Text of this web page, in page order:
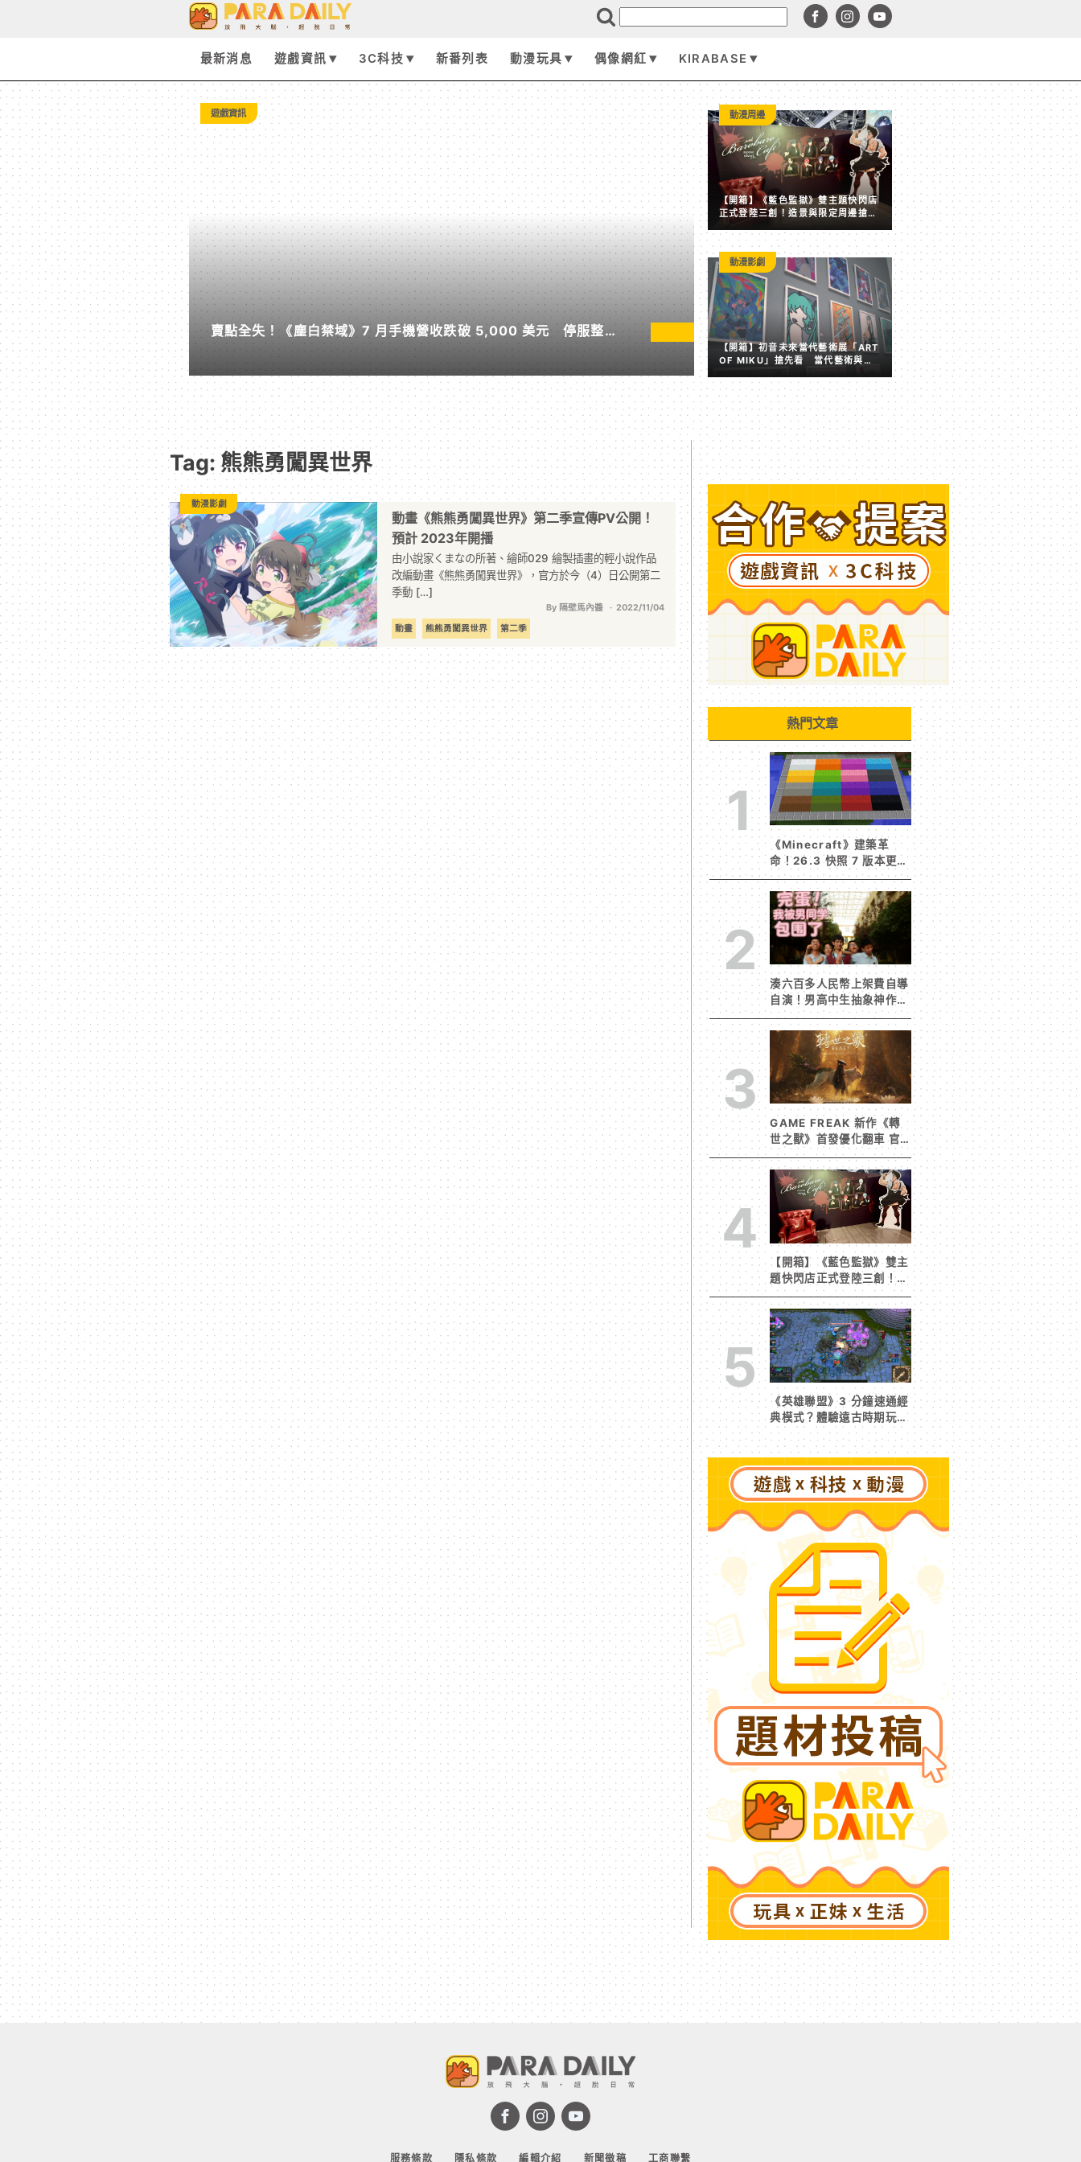
熊
勇
闖
異
世
界
-
Paradaily
-
遊
戲
｜
動
漫
二
次
元
｜
3C
科
技
全
方
位
資
訊
平
台
最新消息 遊戲資訊 3C科技 新番列表 動漫玩具 偶像網紅 KIRABASE
遊戲資訊
賣點全失！《塵白禁域》7 月手機營收跌破 5,000 美元 停服整改
後玩家大量流失
遊戲資訊
賑災不落人後！任天堂宣布捐款五千萬日圓馳援熊本地震
內「主機不限保固無償維修」
【開箱】《藍色監獄》雙主題快閃店
正式登陸三創！造景與限定周邊搶先
動漫周邊
【開箱】初音未來當代藝術展「ART
OF MIKU」搶先看 當代藝術與虛
擬歌姬激盪出的全新火花
動漫影劇
Tag: 熊熊勇闖異世界
動漫影劇
動畫《熊熊勇闖異世界》第二季宣傳PV公開！
預計 2023年開播
由小說家くまなの所著、繪師029 繪製插畫的輕小說作品
改編動畫《熊熊勇闖異世界》，官方於今（4）日公開第二
季動 […]
By 隔壁馬內醬
2022/11/04
動畫
熊熊勇闖異世界 第二季
熱門文章
1
《Minecraft》建築革
命！26.3 快照 7 版本更新
建築用方塊家族迎來新成員
混凝土階梯&半磚震撼登
場！
2
湊六百多人民幣上架費自導
自演！男高中生抽象神作
《完蛋！我被男同學包圍
了》突然爆紅
3
GAME FREAK 新作《轉
世之獸》首發優化翻車 官
方急發聲明承諾提供大量更
新彌補
4
【開箱】《藍色監獄》雙主
題快閃店正式登陸三創！造
景與限定周邊搶先看
5
《英雄聯盟》3 分鐘速通經
典模式？體驗遠古時期玩家
獨有的樂趣
服務條款 隱私條款 編輯介紹 新聞徵稿 工商聯繫